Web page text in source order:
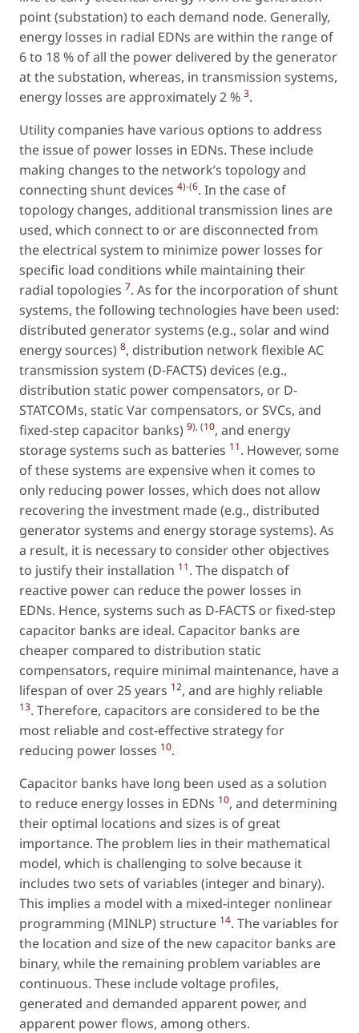
point (substation) to each demand node. Generally,
energy losses in radial EDNs are within the range of
6 to 18 % of all the power delivered by the generator
at the substation, whereas, in transmission systems,
energy losses are approximately 2 % 3.
Utility companies have various options to address
the issue of power losses in EDNs. These include
making changes to the network’s topology and
connecting shunt devices 4)-(6. In the case of
topology changes, additional transmission lines are
used, which connect to or are disconnected from
the electrical system to minimize power losses for
specific load conditions while maintaining their
radial topologies 7. As for the incorporation of shunt
systems, the following technologies have been used:
distributed generator systems (e.g., solar and wind
energy sources) 8, distribution network flexible AC
transmission system (D-FACTS) devices (e.g.,
distribution static power compensators, or D-
STATCOMs, static Var compensators, or SVCs, and
fixed-step capacitor banks) 9), (10, and energy
storage systems such as batteries 11. However, some
of these systems are expensive when it comes to
only reducing power losses, which does not allow
recovering the investment made (e.g., distributed
generator systems and energy storage systems). As
a result, it is necessary to consider other objectives
to justify their installation 11. The dispatch of
reactive power can reduce the power losses in
EDNs. Hence, systems such as D-FACTS or fixed-step
capacitor banks are ideal. Capacitor banks are
cheaper compared to distribution static
compensators, require minimal maintenance, have a
lifespan of over 25 years 12, and are highly reliable
13. Therefore, capacitors are considered to be the
most reliable and cost-effective strategy for
reducing power losses 10.
Capacitor banks have long been used as a solution
to reduce energy losses in EDNs 10, and determining
their optimal locations and sizes is of great
importance. The problem lies in their mathematical
model, which is challenging to solve because it
includes two sets of variables (integer and binary).
This implies a model with a mixed-integer nonlinear
programming (MINLP) structure 14. The variables for
the location and size of the new capacitor banks are
binary, while the remaining problem variables are
continuous. These include voltage profiles,
generated and demanded apparent power, and
apparent power flows, among others.